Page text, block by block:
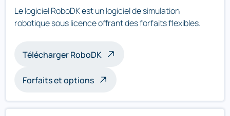
Le logiciel RoboDK est un logiciel de simulation
robotique sous licence offrant des forfaits flexibles.
Télécharger RoboDK
Forfaits et options